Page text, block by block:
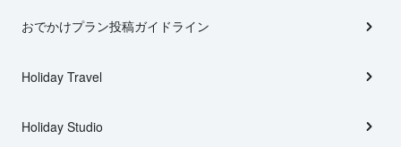
おでかけプラン投稿ガイドライン
Holiday Travel
Holiday Studio